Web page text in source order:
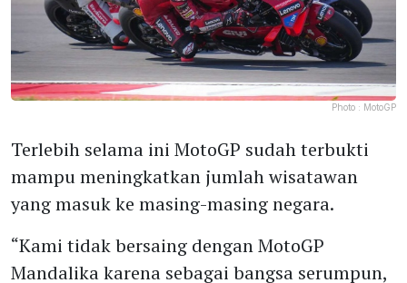
Photo : MotoGP
Terlebih selama ini MotoGP sudah terbukti
mampu meningkatkan jumlah wisatawan
yang masuk ke masing-masing negara.
“Kami tidak bersaing dengan MotoGP
Mandalika karena sebagai bangsa serumpun,